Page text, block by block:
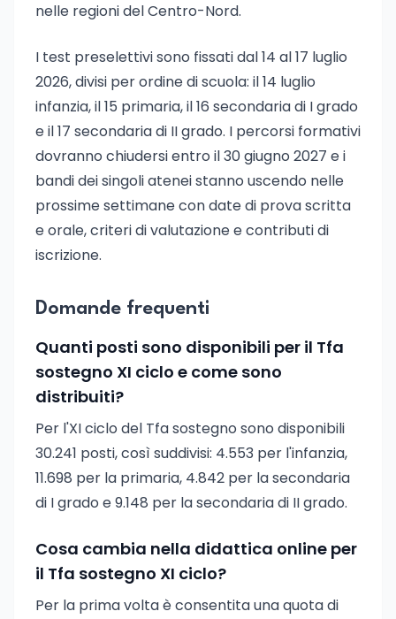
nelle regioni del Centro-Nord.
I test preselettivi sono fissati dal 14 al 17 luglio
2026, divisi per ordine di scuola: il 14 luglio
infanzia, il 15 primaria, il 16 secondaria di I grado
e il 17 secondaria di II grado. I percorsi formativi
dovranno chiudersi entro il 30 giugno 2027 e i
bandi dei singoli atenei stanno uscendo nelle
prossime settimane con date di prova scritta
e orale, criteri di valutazione e contributi di
iscrizione.
Domande frequenti
Quanti posti sono disponibili per il Tfa
sostegno XI ciclo e come sono
distribuiti?
Per l'XI ciclo del Tfa sostegno sono disponibili
30.241 posti, così suddivisi: 4.553 per l'infanzia,
11.698 per la primaria, 4.842 per la secondaria
di I grado e 9.148 per la secondaria di II grado.
Cosa cambia nella didattica online per
il Tfa sostegno XI ciclo?
Per la prima volta è consentita una quota di